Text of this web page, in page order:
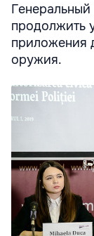
продолжить
приложения
оружия.